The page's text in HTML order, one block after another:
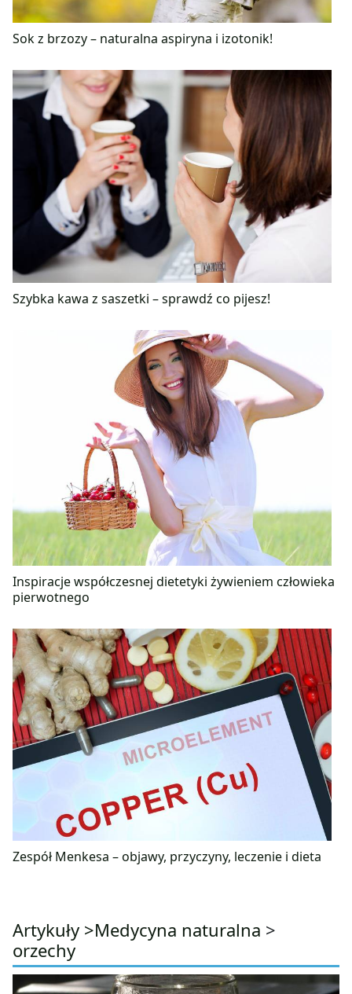
Sok z brzozy – naturalna aspiryna i izotonik!
Szybka kawa z saszetki – sprawdź co pijesz!
Inspiracje współczesnej dietetyki żywieniem człowieka
pierwotnego
Zespół Menkesa – objawy, przyczyny, leczenie i dieta
Artykuły >Medycyna naturalna >
orzechy